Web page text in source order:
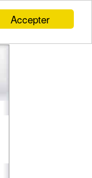
Accepter